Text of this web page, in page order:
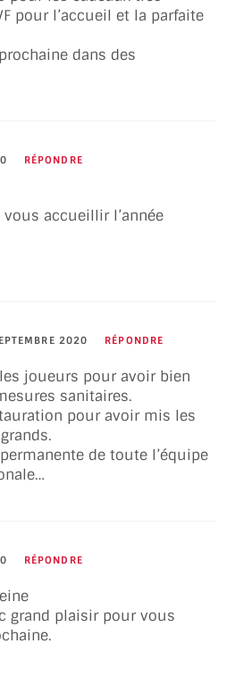
pour l’accueil et la parfaite
dans des
RÉPONDRE
accueillir l’année
2020 RÉPONDRE
les joueurs pour avoir bien
sanitaires.
pour avoir mis les
de toute l’équipe
RÉPONDRE
grand plaisir pour vous